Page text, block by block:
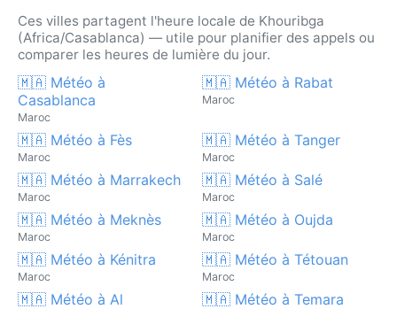
Ces villes partagent l'heure locale de Khouribga
(Africa/Casablanca) — utile pour planifier des appels ou
comparer les heures de lumière du jour.
🇲🇦 Météo à
Casablanca
Maroc
🇲🇦 Météo à Rabat
Maroc
🇲🇦 Météo à Fès
Maroc
🇲🇦 Météo à Tanger
Maroc
🇲🇦 Météo à Marrakech
Maroc
🇲🇦 Météo à Salé
Maroc
🇲🇦 Météo à Meknès
Maroc
🇲🇦 Météo à Oujda
Maroc
🇲🇦 Météo à Kénitra
Maroc
🇲🇦 Météo à Tétouan
Maroc
🇲🇦 Météo à Al
🇲🇦 Météo à Temara